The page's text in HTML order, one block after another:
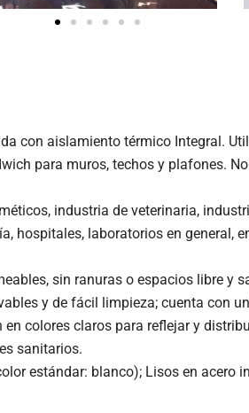
con aislamiento térmico Integral.
para muros, techos y plafones.
industria de veterinaria,
hospitales, laboratorios en general,
sin ranuras o espacios libre y
y de fácil limpieza; cuenta con
colores claros para reflejar y
sanitarios.
estándar: blanco); Lisos en acero